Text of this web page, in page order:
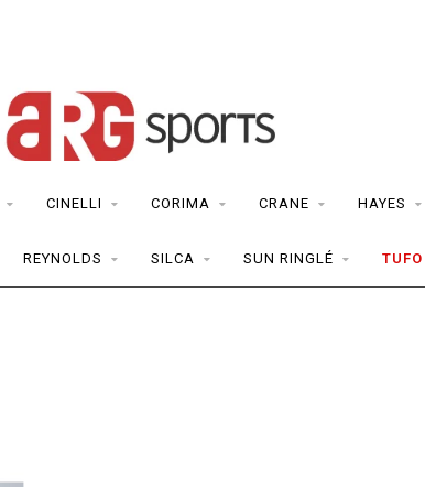
CINELLI CORIMA CRANE HAYES
REYNOLDS SILCA SUN RINGLÉ TUFO